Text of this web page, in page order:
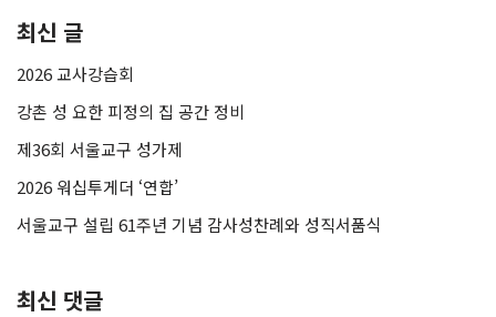
최신 글
2026 교사강습회
강촌 성 요한 피정의 집 공간 정비
제36회 서울교구 성가제
2026 워십투게더 ‘연합’
서울교구 설립 61주년 기념 감사성찬례와 성직서품식
최신 댓글